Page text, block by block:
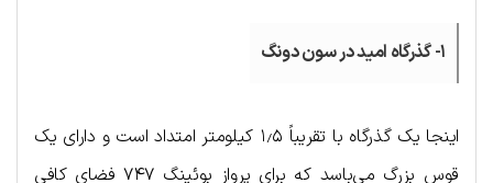
۱- گذرگاه امید در سون دونگ
اینجا یک گذرگاه با تقریباً ۱٫۵ کیلومتر امتداد است و دارای یک
قوس بزرگ می‌باسد که برای پرواز بوئینگ ۷۴۷ فضای کافی